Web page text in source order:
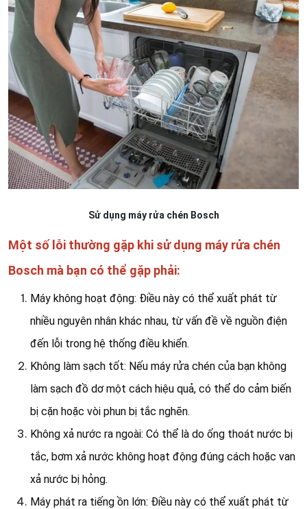
Sử dụng máy rửa chén Bosch
Một số lỗi thường gặp khi sử dụng máy rửa chén
Bosch mà bạn có thể gặp phải:
Máy không hoạt động: Điều này có thể xuất phát từ
nhiều nguyên nhân khác nhau, từ vấn đề về nguồn điện
đến lỗi trong hệ thống điều khiển.
Không làm sạch tốt: Nếu máy rửa chén của bạn không
làm sạch đồ dơ một cách hiệu quả, có thể do cảm biến
bị cặn hoặc vòi phun bị tắc nghẽn.
Không xả nước ra ngoài: Có thể là do ống thoát nước bị
tắc, bơm xả nước không hoạt động đúng cách hoặc van
xả nước bị hỏng.
Máy phát ra tiếng ồn lớn: Điều này có thể xuất phát từ